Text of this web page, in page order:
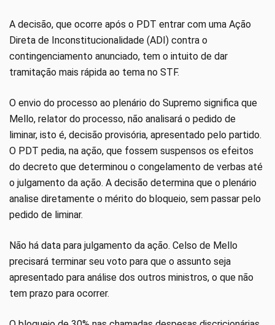
A decisão, que ocorre após o PDT entrar com uma Ação
Direta de Inconstitucionalidade (ADI) contra o
contingenciamento anunciado, tem o intuito de dar
tramitação mais rápida ao tema no STF.
O envio do processo ao plenário do Supremo significa que
Mello, relator do processo, não analisará o pedido de
liminar, isto é, decisão provisória, apresentado pelo partido.
O PDT pedia, na ação, que fossem suspensos os efeitos
do decreto que determinou o congelamento de verbas até
o julgamento da ação. A decisão determina que o plenário
analise diretamente o mérito do bloqueio, sem passar pelo
pedido de liminar.
Não há data para julgamento da ação. Celso de Mello
precisará terminar seu voto para que o assunto seja
apresentado para análise dos outros ministros, o que não
tem prazo para ocorrer.